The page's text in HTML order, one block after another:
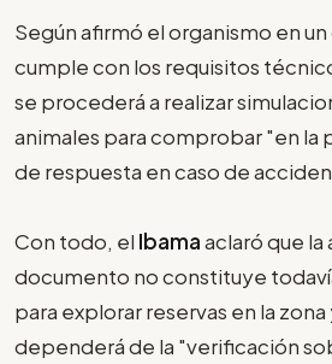
Según afirmó el organismo en
cumple con los requisitos
se procederá a realizar
animales para comprobar "en la
de respuesta en caso de
Con todo, el Ibamaaclaró que
documento no constituye
para explorar reservas en la
dependerá de la "verificación